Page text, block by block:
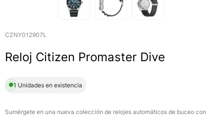
CZNY012907L
Reloj Citizen Promaster Dive
1 Unidades en existencia
Sumérgete en una nueva colección de relojes automáticos de buceo con